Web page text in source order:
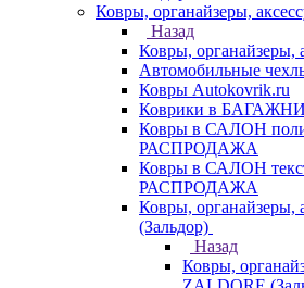
Ковры, органайзеры,
Назад
Ковры, органайзеры,
Автомобильные
Ковры Autokovrik.ru
Коврики в
Ковры в САЛОН
РАСПРОДАЖА
Ковры в САЛОН
РАСПРОДАЖА
Ковры, органайзеры,
(Зальдор)
Назад
Ковры,